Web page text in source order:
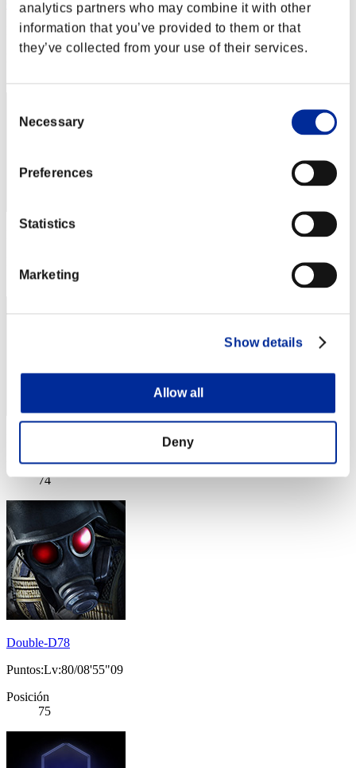
analytics partners who may combine it with other
information that you’ve provided to them or that
they’ve collected from your use of their services.
Selection
Necessary
Preferences
Statistics
Marketing
Show details
Allow all
Deny
GDLLUORO
Puntos:Lv:80/08'16"22
Posición
73
Posición
74
Double-D78
Puntos:Lv:80/08'55"09
Posición
75